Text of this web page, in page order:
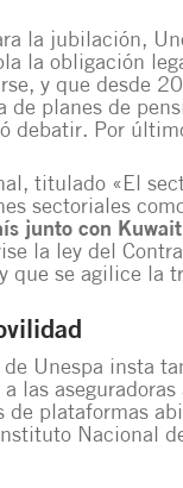
la jubilación,
la obligación
y que desde
de planes de
debatir. Por
titulado «El
sectoriales
junto con
la ley del
que se agilice la
de Unespa insta
las
plataformas
Nacional